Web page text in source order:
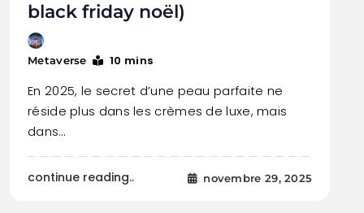
black friday noël)
Metaverse 10 mins
En 2025, le secret d’une peau parfaite ne
réside plus dans les crèmes de luxe, mais
dans…
continue reading.. novembre 29, 2025